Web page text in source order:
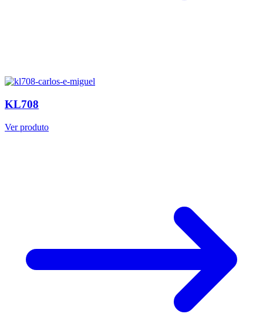
KL708
Ver produto